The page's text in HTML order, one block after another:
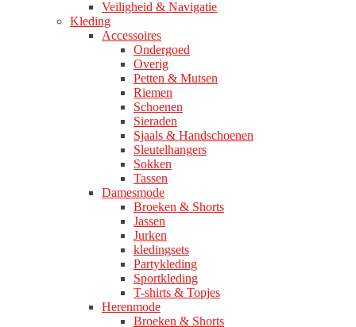
Veiligheid & Navigatie
Kleding
Accessoires
Ondergoed
Overig
Petten & Mutsen
Riemen
Schoenen
Sieraden
Sjaals & Handschoenen
Sleutelhangers
Sokken
Tassen
Damesmode
Broeken & Shorts
Jassen
Jurken
kledingsets
Partykleding
Sportkleding
T-shirts & Topjes
Herenmode
Broeken & Shorts